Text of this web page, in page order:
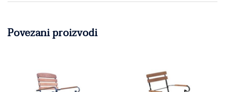
Povezani proizvodi